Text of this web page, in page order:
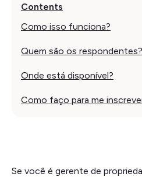
Contents
Como isso funciona?
Quem são os respondentes?
‍Onde está disponível?
Como faço para me
Se você é gerente de